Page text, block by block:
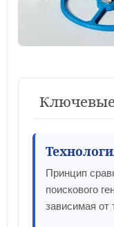
Принцип
поискового
зависимая